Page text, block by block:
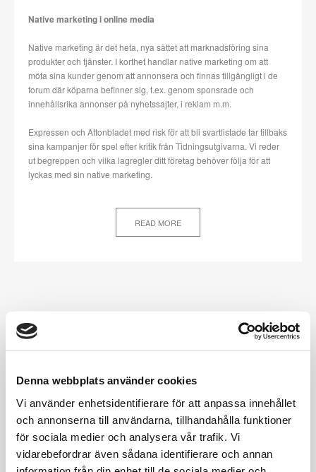
Denna webbplats använder cookies
Vi använder enhetsidentifierare för att anpassa innehållet
och annonserna till användarna, tillhandahålla funktioner
för sociala medier och analysera vår trafik. Vi
vidarebefordrar även sådana identifierare och annan
Native marketing i online media
Native marketing är det heta, nya sättet att marknadsföring sina
produkter och tjänster. I korthet handlar native marketing om att
möta sina kunder genom att annonsera och finnas tillgängligt i de
forum där köparna befinner sig, t.ex. genom sponsrade och
innehållsrika annonser på nyhetssajter, i reklam m.m.
Expressen och Aftonbladet med risk för att bli svartlistade tar tillbaks
sina kampanjer för spel efter kritik från Tidningsutgivarna. Vi reder
ut begreppen och vilka lagregler ditt företag behöver följa för att
lyckas med sin native marketing.
READ MORE
Hej!